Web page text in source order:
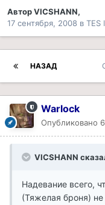
АвторVICSHANN,
17 сентября, 2008 в TES
НАЗАД
Warlock
Опубликовано
VICSHANN
Надевание всего,
(Тяжелая броня)